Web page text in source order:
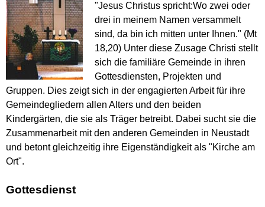
"Jesus Christus spricht:Wo zwei oder
drei in meinem Namen versammelt
sind, da bin ich mitten unter Ihnen." (Mt
18,20) Unter diese Zusage Christi stellt
sich die familiäre Gemeinde in ihren
Gottesdiensten, Projekten und
Gruppen. Dies zeigt sich in der engagierten Arbeit für ihre
Gemeindegliedern allen Alters und den beiden
Kindergärten, die sie als Träger betreibt. Dabei sucht sie die
Zusammenarbeit mit den anderen Gemeinden in Neustadt
und betont gleichzeitig ihre Eigenständigkeit als "Kirche am
Ort".
Gottesdienst